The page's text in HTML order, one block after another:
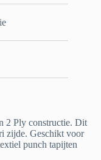
2 Ply constructie. Dit
zijde. Geschikt voor
punch tapijten